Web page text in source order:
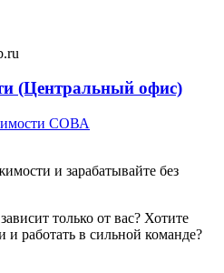
(Центральный офис)
СОВА
и зарабатывайте без
только от вас? Хотите
работать в сильной команде?